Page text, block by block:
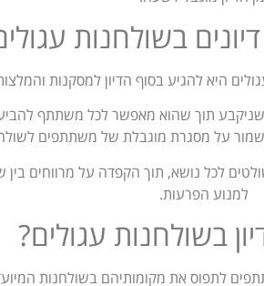
בשולחנות
היא להגיע בסוף הדיון למסקנות
שניקבע תוך שהוא מאפשר לכל משתתף
לשמור על מסגרת מוגבלת של משתתפים
לכל נושא, תוך הקפדה על מרווחים בין
למנוע הפרעות.
בשולחנות עגולים?
לתפוס את מקומותיהם בשולחנות